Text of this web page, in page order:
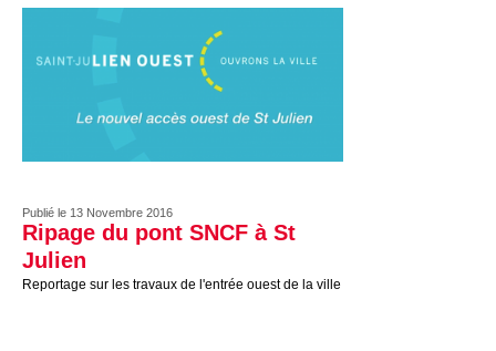
Publié le 13 Novembre 2016
Ripage du pont SNCF à St
Julien
Reportage sur les travaux de l'entrée ouest de la ville